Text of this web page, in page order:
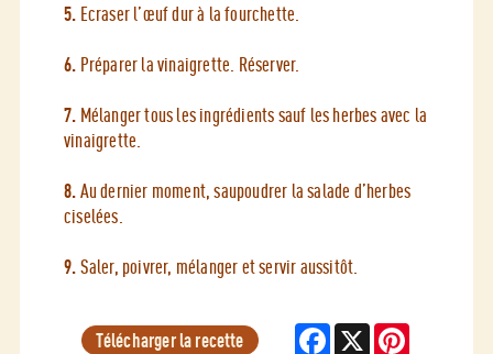
5. Ecraser l’œuf dur à la fourchette.
6. Préparer la vinaigrette. Réserver.
7. Mélanger tous les ingrédients sauf les herbes avec la
vinaigrette.
8.Au dernier moment, saupoudrer la salade d’herbes
ciselées.
9.Saler, poivrer, mélanger et servir aussitôt.
Télécharger la recette Facebook